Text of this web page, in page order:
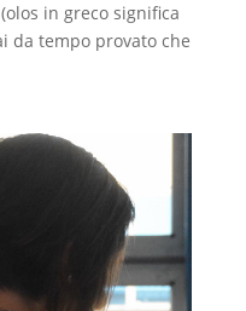
in greco significa
da tempo provato che